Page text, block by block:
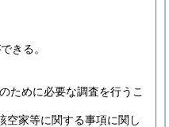
きる。
ために必要な調査を行うこ
空家等に関する事項に関し